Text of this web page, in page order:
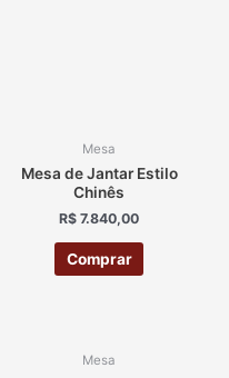
Mesa
Mesa de Jantar Estilo
Chinês
R$ 7.840,00
Comprar
Mesa